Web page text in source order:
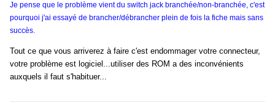
Je pense que le problème vient du switch jack branchée/non-branchée, c'est
pourquoi j'ai essayé de brancher/débrancher plein de fois la fiche mais sans
succès.
Tout ce que vous arriverez à faire c'est endommager votre connecteur,
votre problème est logiciel...utiliser des ROM a des inconvénients
auxquels il faut s'habituer...